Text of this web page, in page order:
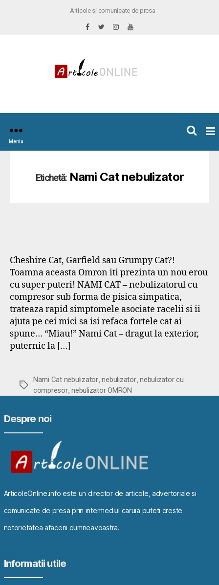
Articole si comunicate de presa
Meniu
Etichetă: Nami Cat nebulizator
Cheshire Cat, Garfield sau Grumpy Cat?!
Toamna aceasta Omron iti prezinta un nou erou
cu super puteri! NAMI CAT – nebulizatorul cu
compresor sub forma de pisica simpatica,
trateaza rapid simptomele asociate racelii si ii
ajuta pe cei mici sa isi refaca fortele cat ai
spune… “Miau!” Nami Cat – dragut la exterior,
puternic la […]
Etichete
Nami Cat nebulizator,nebulizator,nebulizator cu
compresor,nebulizator OMRON
Despre noi
ArticoleOnline.info este un director de articole, advertoriale si
comunicate de presa prin intermediul caruia puteti creste
notorietatea afacerii dumneavoastra.
Informatii utile